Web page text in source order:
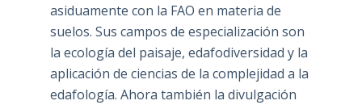
asiduamente con la FAO en materia de
suelos. Sus campos de especialización son
la ecología del paisaje, edafodiversidad y la
aplicación de ciencias de la complejidad a la
edafología. Ahora también la divulgación